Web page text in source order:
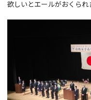
欲しいとエールがおくられ